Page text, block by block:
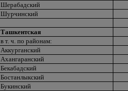
Шерабадский
Шурчинский
Ташкентская
в т. ч. по районам:
Аккурганский
Ахангаранский
Бекабадский
Бостанлыкский
Букинский